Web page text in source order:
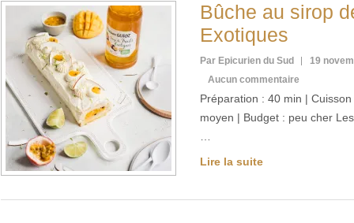
Bûche au sirop
Exotiques
Par Epicurien du Sud
19
Aucun commentaire
Préparation : 40 min |
moyen | Budget : peu cher
Lire la suite